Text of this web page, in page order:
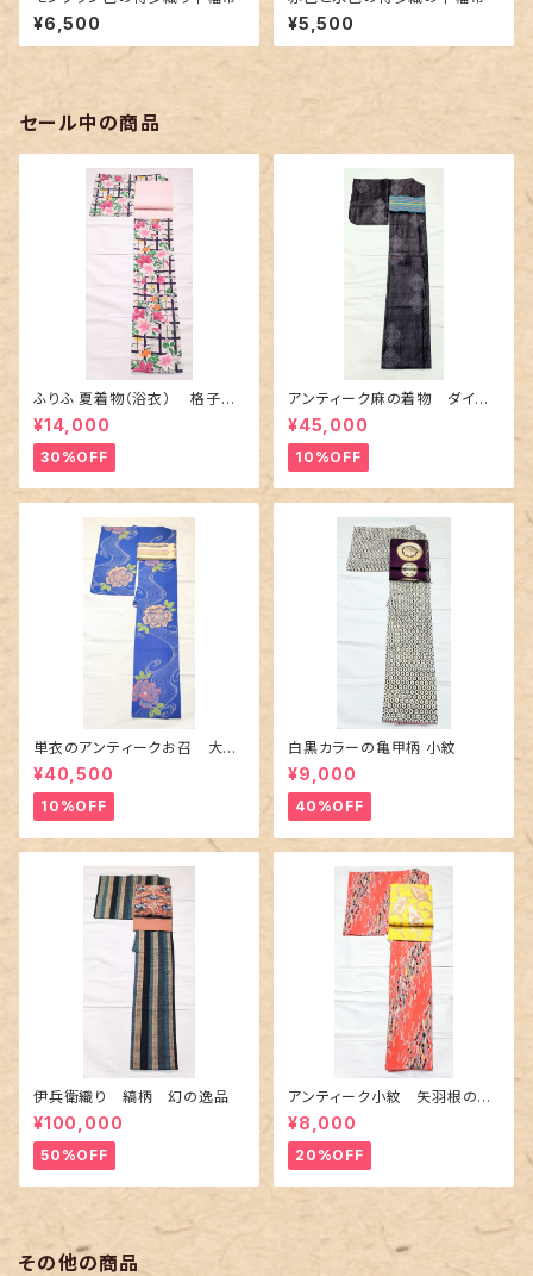
¥6,500 ¥5,500
セール中の商品
ふりふ 夏着物（浴衣） 格子に
百合や秋草花
¥14,000
30%OFF
アンティーク麻の着物 ダイヤ
に市松柄の上布
¥45,000
10%OFF
単衣のアンティークお召 大輪
の薔薇柄柄
¥40,500
10%OFF
白黒カラーの亀甲柄 小紋
¥9,000
40%OFF
伊兵衛織り 縞柄 幻の逸品
¥100,000
50%OFF
アンティーク小紋 矢羽根の地
紋に短冊柄 裄６６cm
¥8,000
20%OFF
その他の商品